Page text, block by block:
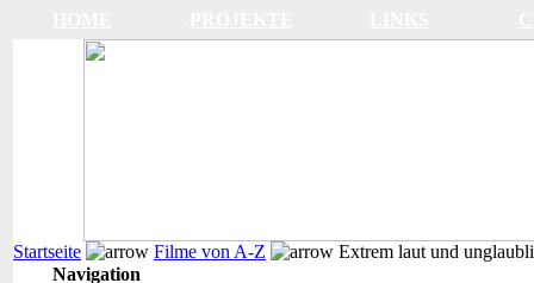
Startseite Filme von A-Z
Extrem laut und
Navigation